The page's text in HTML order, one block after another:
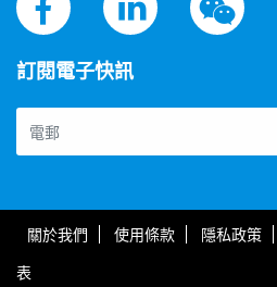
訂閱電子快訊
關於我們 使用條款 隱私政策
表